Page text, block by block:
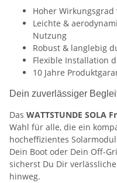
Hoher Wirkungsgrad
Leichte &
Nutzung
Robust & langlebig
Flexible Installation
10 Jahre
Dein zuverlässiger
Das WATTSTUNDE SOLA
Wahl für alle, die ein
hocheffizientes
Dein Boot oder Dein Off-
sicherst Du Dir
hinweg.